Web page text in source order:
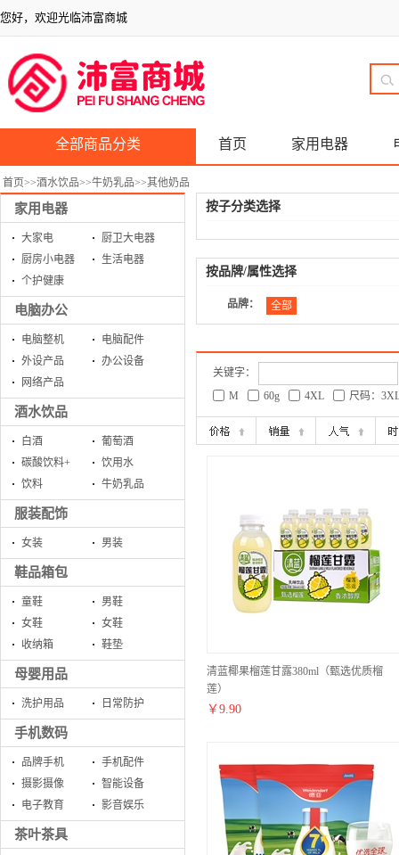
您好，欢迎光临沛富商城
全部商品分类 首页 家用电器
首页>>酒水饮品>>牛奶乳品>>其他奶品
家用电器
大家电
厨卫大电器
厨房小电器
生活电器
个护健康
电脑办公
电脑整机
电脑配件
外设产品
办公设备
网络产品
酒水饮品
白酒
葡萄酒
碳酸饮料+
饮用水
饮料
牛奶乳品
服装配饰
女装 男装
鞋品箱包
童鞋
男鞋
女鞋
女鞋
收纳箱
鞋垫
母婴用品
洗护用品 日常防护
手机数码
品牌手机
手机配件
摄影摄像
智能设备
电子教育
影音娱乐
茶叶茶具
按子分类选择
按品牌/属性选择
品牌： 全部
关键字：
M
60g 4XL 尺码：
清蓝椰果榴莲甘露380ml（甄选优质榴
莲）
￥ 9.90